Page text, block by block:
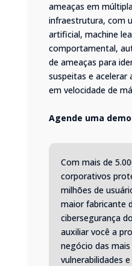
ameaças em
infraestrutura, com
artificial, machine
comportamental,
de ameaças para
suspeitas e acelerar
em velocidade de
Agende uma
Com mais de
corporativos
milhões de
maior fabricante
cibersegurança
auxiliar você a
negócio das
vulnerabilidades